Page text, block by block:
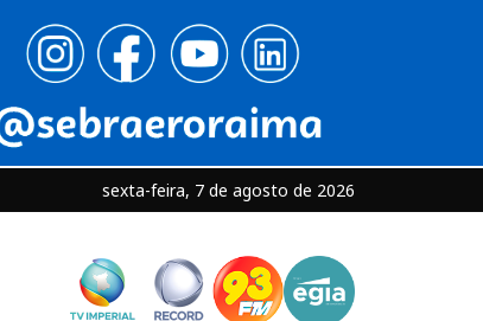
sexta-feira, 7 de agosto de 2026